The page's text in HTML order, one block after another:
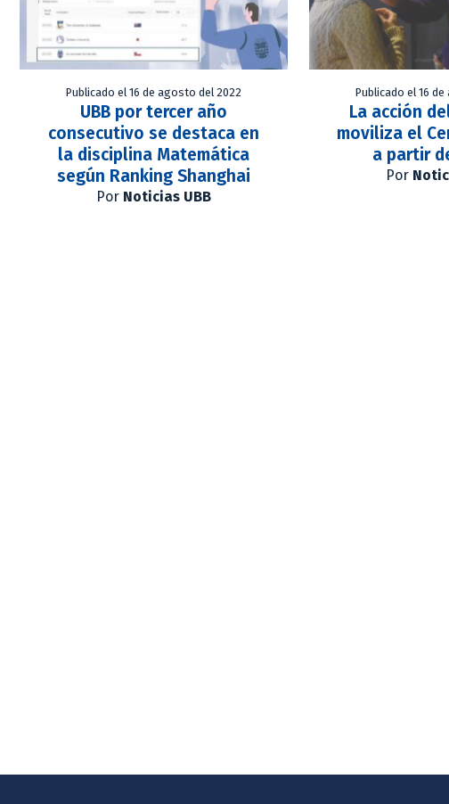
Publicado el 16 de agosto del 2022
UBB por tercer año
consecutivo se destaca en
la disciplina Matemática
según Ranking Shanghai
Por Noticias UBB
Publicado el 16
La acción
moviliza el
a partir
Por